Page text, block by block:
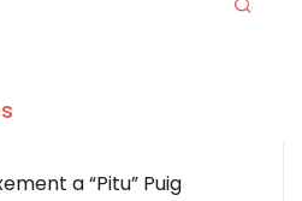
a “Pitu” Puig